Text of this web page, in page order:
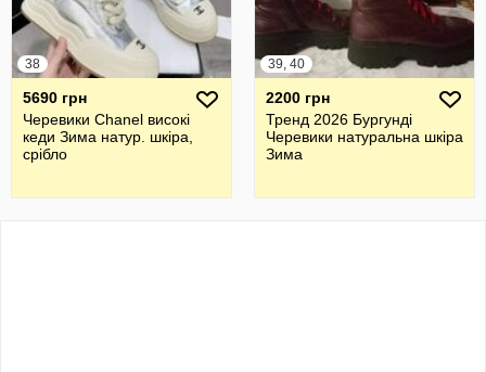
38
5690 грн
Черевики Chanel високі
кеди Зима натур. шкіра,
срібло
39, 40
2200 грн
Тренд 2026 Бургунді
Черевики натуральна шкіра
Зима